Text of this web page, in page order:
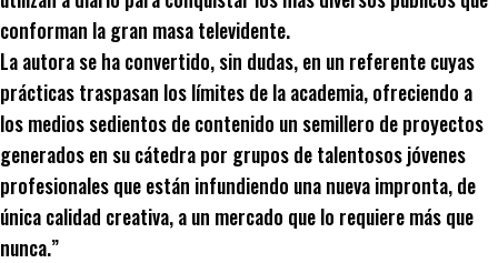
conforman la gran masa televidente.
La autora se ha convertido, sin dudas, en un referente cuyas
prácticas traspasan los límites de la academia, ofreciendo a
los medios sedientos de contenido un semillero de proyectos
generados en su cátedra por grupos de talentosos jóvenes
profesionales que están infundiendo una nueva impronta, de
única calidad creativa, a un mercado que lo requiere más que
nunca.”